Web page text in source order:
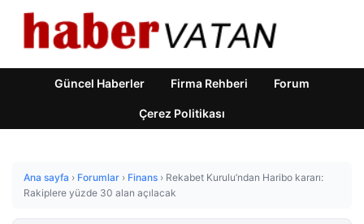
Güncel Haberler Firma Rehberi Forum
Çerez Politikası
Ana sayfa › Forumlar › Finans › Rekabet Kurulu’ndan Haribo kararı:
Rakiplere yüzde 30 alan açılacak